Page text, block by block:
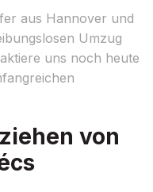
aus Hannover und
Umzug
uns noch heute
von